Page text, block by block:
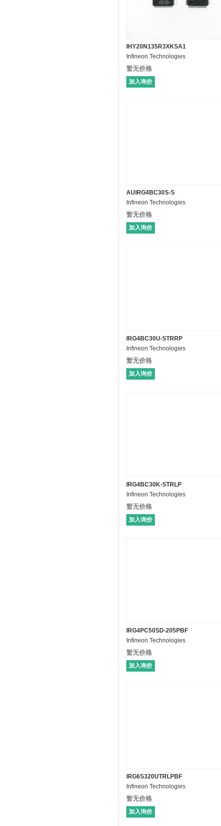
IHY20N135R3XKSA1
Infineon Technologies
暂无价格
加入询价
AUIRG4BC30S-S
Infineon Technologies
暂无价格
加入询价
IRG4BC30U-STRRP
Infineon Technologies
暂无价格
加入询价
IRG4BC30K-STRLP
Infineon Technologies
暂无价格
加入询价
IRG4PC50SD-205PBF
Infineon Technologies
暂无价格
加入询价
IRG6S320UTRLPBF
Infineon Technologies
暂无价格
加入询价